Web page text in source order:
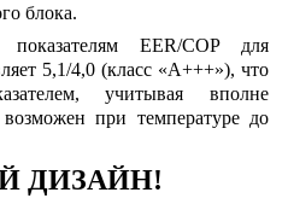
блока.
показателям EER/COP для
5,1/4,0 (класс «А+++»), что
учитывая вполне
при температуре до
ДИЗАЙН!